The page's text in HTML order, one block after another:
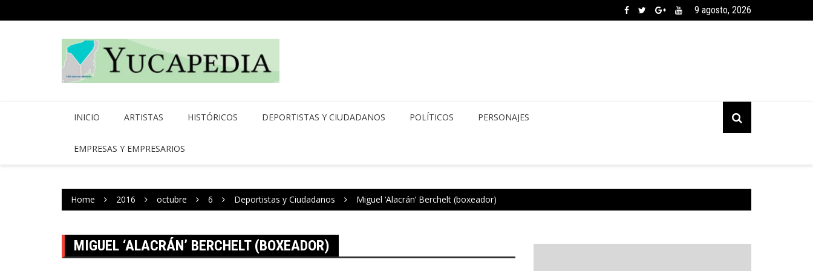
9 agosto, 2026
INICIO ARTISTAS HISTÓRICOS DEPORTISTAS Y CIUDADANOS POLÍTICOS PERSONAJES
EMPRESAS Y EMPRESARIOS
Home 2016 octubre 6 Deportistas y Ciudadanos Miguel ‘Alacrán’ Berchelt (boxeador)
MIGUEL ‘ALACRÁN’ BERCHELT (BOXEADOR)